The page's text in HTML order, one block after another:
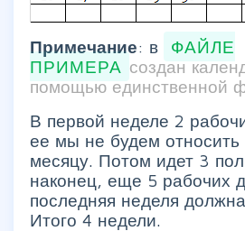
Примечание: в
ФАЙЛЕ
ПРИМЕРА создан
помощью единственной
В первой неделе 2
ее мы не будем относить
месяцу. Потом идет 3
наконец, еще 5 рабочих
последняя неделя
Итого 4 недели.